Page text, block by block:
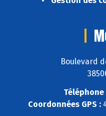
Boulevard
Téléphone
Coordonnées GPS :